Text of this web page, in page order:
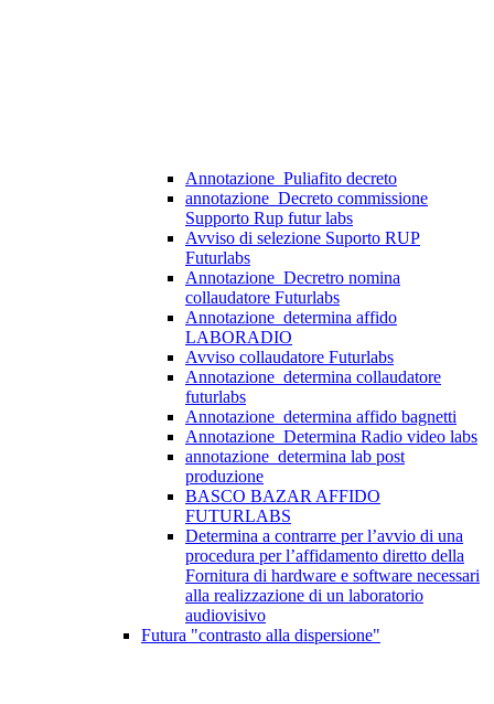
Annotazione_Puliafito decreto
annotazione_Decreto commissione
Supporto Rup futur labs
Avviso di selezione Suporto RUP
Futurlabs
Annotazione_Decretro nomina
collaudatore Futurlabs
Annotazione_determina affido
LABORADIO
Avviso collaudatore Futurlabs
Annotazione_determina collaudatore
futurlabs
Annotazione_determina affido bagnetti
Annotazione_Determina Radio video labs
annotazione_determina lab post
produzione
BASCO BAZAR AFFIDO
FUTURLABS
Determina a contrarre per l’avvio di una
procedura per l’affidamento diretto della
Fornitura di hardware e software necessari
alla realizzazione di un laboratorio
audiovisivo
Futura "contrasto alla dispersione"